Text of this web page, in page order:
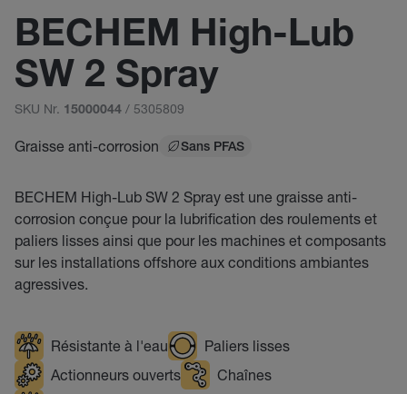
BECHEM High-Lub
SW 2 Spray
SKU Nr. 15000044 / 5305809
Graisse anti-corrosion Sans PFAS
BECHEM High-Lub SW 2 Spray est une graisse anti-
corrosion conçue pour la lubrification des roulements et
paliers lisses ainsi que pour les machines et composants
sur les installations offshore aux conditions ambiantes
agressives.
Résistante à l'eau
Paliers lisses
Actionneurs ouverts
Chaînes